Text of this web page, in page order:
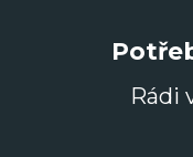
Rádi